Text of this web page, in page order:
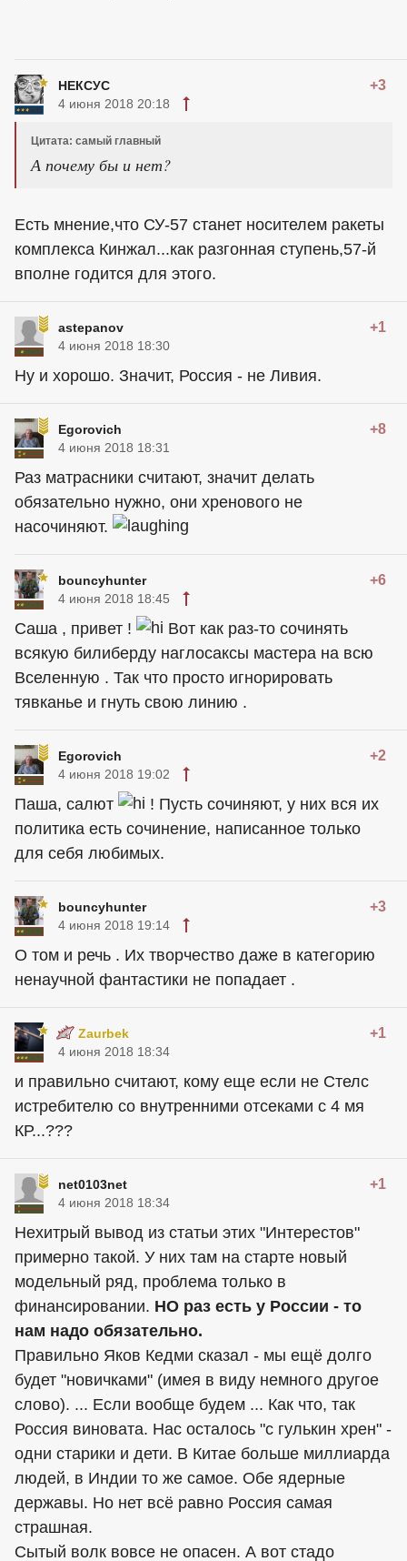
НЕКСУС +3
4 июня 2018 20:18
Цитата: самый главный
А почему бы и нет?
Есть мнение,что СУ-57 станет носителем ракеты
комплекса Кинжал...как разгонная ступень,57-й
вполне годится для этого.
astepanov +1
4 июня 2018 18:30
Ну и хорошо. Значит, Россия - не Ливия.
Egorovich +8
4 июня 2018 18:31
Раз матрасники считают, значит делать
обязательно нужно, они хренового не
насочиняют.
bouncyhunter +6
4 июня 2018 18:45
Саша , привет !
Вот как раз-то сочинять
всякую билиберду наглосаксы мастера на всю
Вселенную . Так что просто игнорировать
тявканье и гнуть свою линию .
Egorovich +2
4 июня 2018 19:02
Паша, салют
! Пусть сочиняют, у них вся их
политика есть сочинение, написанное только
для себя любимых.
bouncyhunter +3
4 июня 2018 19:14
О том и речь . Их творчество даже в категорию
ненаучной фантастики не попадает .
Zaurbek +1
4 июня 2018 18:34
и правильно считают, кому еще если не Стелс
истребителю со внутренними отсеками с 4 мя
КР...???
net0103net +1
4 июня 2018 18:34
Нехитрый вывод из статьи этих "Интерестов"
примерно такой. У них там на старте новый
модельный ряд, проблема только в
финансировании. НО раз есть у России - то
нам надо обязательно.
Правильно Яков Кедми сказал - мы ещё долго
будет "новичками" (имея в виду немного другое
слово). ... Если вообще будем ... Как что, так
Россия виновата. Нас осталось "с гулькин хрен" -
одни старики и дети. В Китае больше миллиарда
людей, в Индии то же самое. Обе ядерные
державы. Но нет всё равно Россия самая
страшная.
Сытый волк вовсе не опасен. А вот стадо